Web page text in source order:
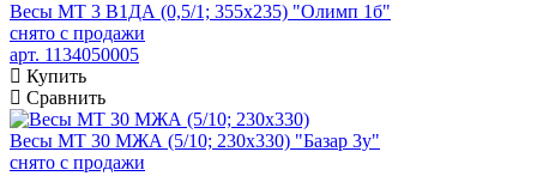
Весы МТ 3 В1ДА (0,5/1; 355х235) "Олимп 1б"
снято с продажи
арт. 1134050005
Купить
Сравнить
Весы МТ 30 МЖА (5/10; 230х330) "Базар 3у"
снято с продажи